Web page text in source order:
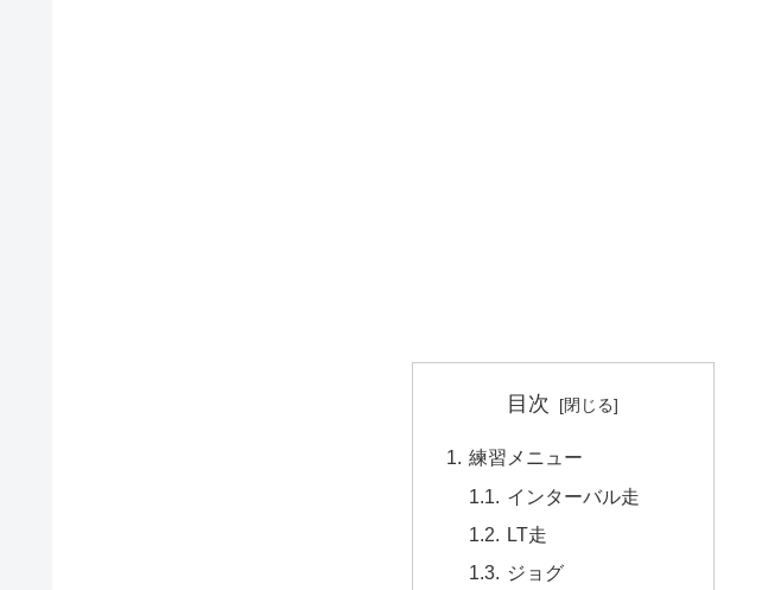
目次
練習メニュー
インターバル走
LT走
ジョグ